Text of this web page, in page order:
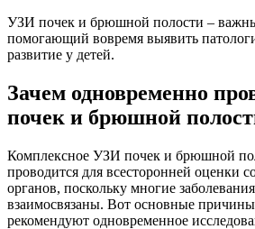
УЗИ почек и брюшной полости –
помогающий вовремя выявить
развитие у детей.
Зачем одновременно
почек и брюшной
Комплексное УЗИ почек и брюшной
проводится для всесторонней оценки
органов, поскольку многие
взаимосвязаны. Вот основные
рекомендуют одновременное